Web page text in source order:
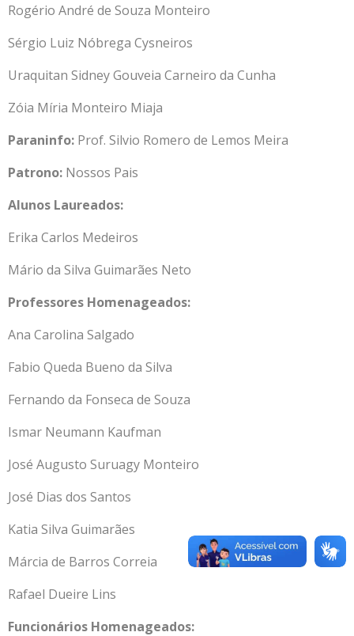
Rogério André de Souza Monteiro
Sérgio Luiz Nóbrega Cysneiros
Uraquitan Sidney Gouveia Carneiro da Cunha
Zóia Míria Monteiro Miaja
Paraninfo: Prof. Silvio Romero de Lemos Meira
Patrono: Nossos Pais
Alunos Laureados:
Erika Carlos Medeiros
Mário da Silva Guimarães Neto
Professores Homenageados:
Ana Carolina Salgado
Fabio Queda Bueno da Silva
Fernando da Fonseca de Souza
Ismar Neumann Kaufman
José Augusto Suruagy Monteiro
José Dias dos Santos
Katia Silva Guimarães
Márcia de Barros Correia
Rafael Dueire Lins
Funcionários Homenageados: